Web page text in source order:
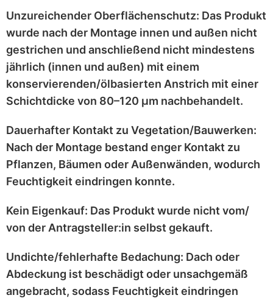
Unzureichender Oberflächenschutz: Das Produkt
wurde nach der Montage innen und außen nicht
gestrichen und anschließend nicht mindestens
jährlich (innen und außen) mit einem
konservierenden/ölbasierten Anstrich mit einer
Schichtdicke von 80–120 μm nachbehandelt.
Dauerhafter Kontakt zu Vegetation/Bauwerken:
Nach der Montage bestand enger Kontakt zu
Pflanzen, Bäumen oder Außenwänden, wodurch
Feuchtigkeit eindringen konnte.
Kein Eigenkauf: Das Produkt wurde nicht vom/
von der Antragsteller:in selbst gekauft.
Undichte/fehlerhafte Bedachung: Dach oder
Abdeckung ist beschädigt oder unsachgemäß
angebracht, sodass Feuchtigkeit eindringen